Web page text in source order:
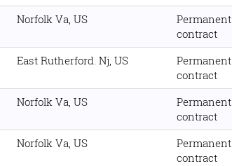
Norfolk Va, US
Permanent
contract
East Rutherford. Nj, US
Permanent
contract
Norfolk Va, US
Permanent
contract
Norfolk Va, US
Permanent
contract